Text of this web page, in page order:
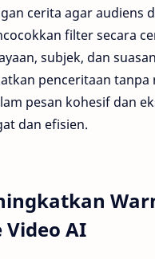
cerita agar audiens
filter secara
subjek, dan
penceritaan tanpa
pesan kohesif dan
dan efisien.
AI